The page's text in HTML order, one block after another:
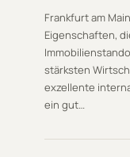
Frankfurt am
Eigenschaften,
stärksten
exzellente
ein gut…